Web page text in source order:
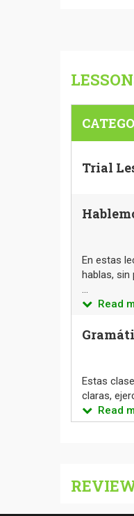
Trial
En estas
hablas, sin
...
Read
Estas
claras,
Read